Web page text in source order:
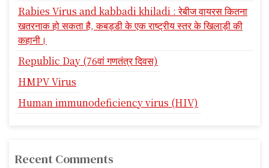
Rabies Virus and kabbadi khiladi : रेबीज वायरस कितना
खतरनाक हो सकता है, कबड्डी के एक राष्ट्रीय स्तर के खिलाड़ी की
कहानी।
Republic Day (76वां गणतंत्र दिवस)
HMPV Virus
Human immunodeficiency virus (HIV)
Recent Comments